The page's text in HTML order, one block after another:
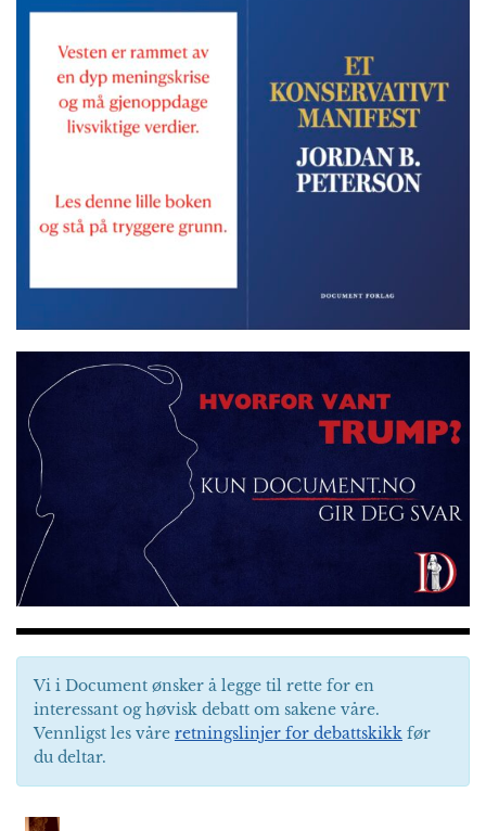
Vi i Document ønsker å legge til rette for en
interessant og høvisk debatt om sakene våre.
Vennligst les våre retningslinjer for debattskikk før
du deltar.